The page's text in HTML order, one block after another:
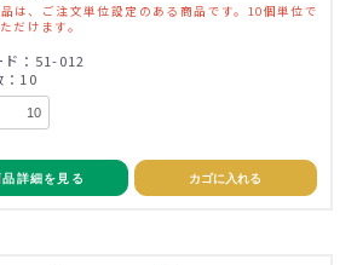
は、ご注文単位設定のある商品です。10個単位で
だけます。
ド：51-012
：10
品詳細を見る カゴに入れる